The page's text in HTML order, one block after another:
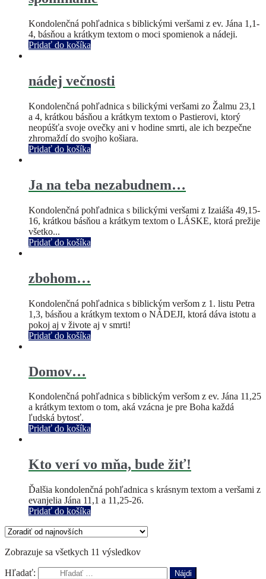
Kondolenčná pohľadnica s biblickými veršami z ev. Jána 1,1-
4, básňou a krátkym textom o moci spomienok a nádeji.
Pridať do košíka
nádej večnosti
Kondolenčná pohľadnica s bilickými veršami zo Žalmu 23,1
a 4, krátkou básňou a krátkym textom o Pastierovi, ktorý
neopúšťa svoje ovečky ani v hodine smrti, ale ich bezpečne
zhromaždí do svojho košiara.
Pridať do košíka
Ja na teba nezabudnem…
Kondolenčná pohľadnica s bilickými veršami z Izaiáša 49,15-
16, krátkou básňou a krátkym textom o LÁSKE, ktorá prežije
všetko...
Pridať do košíka
zbohom…
Kondolenčná pohľadnica s biblickým veršom z 1. listu Petra
1,3, básňou a krátkym textom o NÁDEJI, ktorá dáva istotu a
pokoj aj v živote aj v smrti!
Pridať do košíka
Domov…
Kondolenčná pohľadnica s biblickým veršom z ev. Jána 11,25
a krátkym textom o tom, aká vzácna je pre Boha každá
ľudská bytosť.
Pridať do košíka
Kto verí vo mňa, bude žiť!
Ďalšia kondolenčná pohľadnica s krásnym textom a veršami z
evanjelia Jána 11,1 a 11,25-26.
Pridať do košíka
Zobrazuje sa všetkych 11 výsledkov
Hľadať: